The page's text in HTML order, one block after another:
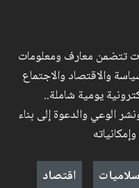
تتضمن معارف ومعلومات
والاقتصاد والاجتماع
يومية شاملة..
الوعي والدعوة إلى بناء
اقتصاد